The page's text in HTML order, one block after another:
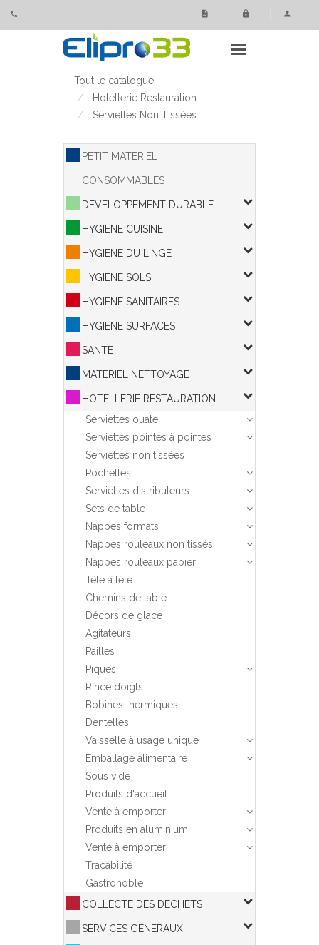
Tout le catalogue
Hotellerie Restauration
Serviettes Non Tissées
PETIT MATERIEL
CONSOMMABLES
DEVELOPPEMENT DURABLE
HYGIENE CUISINE
HYGIENE DU LINGE
HYGIENE SOLS
HYGIENE SANITAIRES
HYGIENE SURFACES
SANTE
MATERIEL NETTOYAGE
HOTELLERIE RESTAURATION
Serviettes ouate
Serviettes pointes à pointes
Serviettes non tissées
Pochettes
Serviettes distributeurs
Sets de table
Nappes formats
Nappes rouleaux non tissés
Nappes rouleaux papier
Tête à tête
Chemins de table
Décors de glace
Agitateurs
Pailles
Piques
Rince doigts
Bobines thermiques
Dentelles
Vaisselle à usage unique
Emballage alimentaire
Sous vide
Produits d'accueil
Vente à emporter
Produits en aluminium
Vente à emporter
Tracabilité
Gastronoble
COLLECTE DES DECHETS
SERVICES GENERAUX
Panneau de gestion des cookies